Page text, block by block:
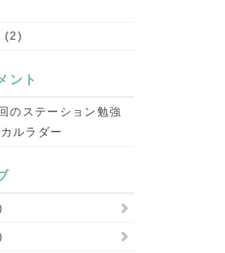
(2)
ント
のステーション勉強
ルラダー